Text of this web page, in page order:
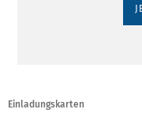
Einladungskarten